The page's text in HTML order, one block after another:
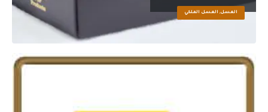
العسل, العسل الملكي